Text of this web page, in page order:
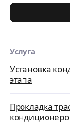
Услуга
Установка
этапа
Прокладка